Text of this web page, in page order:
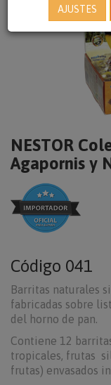
NESTOR
Agapornis y
Código 041
Barritas naturales
fabricadas sobre
del horno de pan.
Contiene 12
tropicales, frutas
frutas) envasados
AJUSTES